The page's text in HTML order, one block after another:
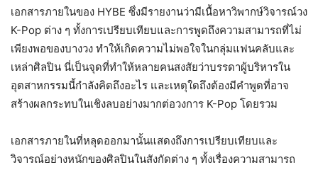
เอกสารภายในของ HYBE ซึ่งมีรายงานว่ามีเนื้อหาวิพากษ์วิจารณ์วง
K-Pop ต่าง ๆ ทั้งการเปรียบเทียบและการพูดถึงความสามารถที่ไม่
เพียงพอของบางวง ทำให้เกิดความไม่พอใจในกลุ่มแฟนคลับและ
เหล่าศิลปิน นี่เป็นจุดที่ทำให้หลายคนสงสัยว่าบรรดาผู้บริหารใน
อุตสาหกรรมนี้กำลังคิดถึงอะไร และเหตุใดถึงต้องมีคำพูดที่อาจ
สร้างผลกระทบในเชิงลบอย่างมากต่อวงการ K-Pop โดยรวม
เอกสารภายในที่หลุดออกมานั้นแสดงถึงการเปรียบเทียบและ
วิจารณ์อย่างหนักของศิลปินในสังกัดต่าง ๆ ทั้งเรื่องความสามารถ